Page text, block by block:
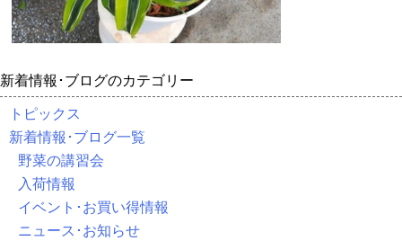
新着情報･ブログのカテゴリー
トピックス
新着情報･ブログ一覧
野菜の講習会
入荷情報
イベント･お買い得情報
ニュース･お知らせ